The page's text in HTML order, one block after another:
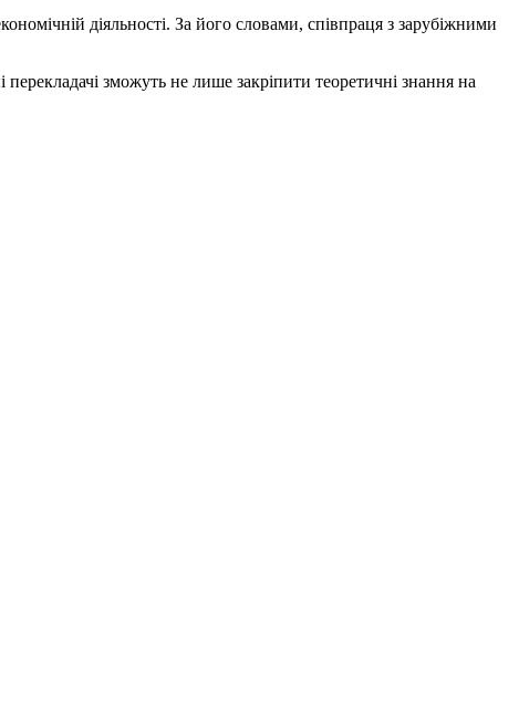
діяльності. За його словами, співпраця з зарубіжними
зможуть не лише закріпити теоретичні знання на